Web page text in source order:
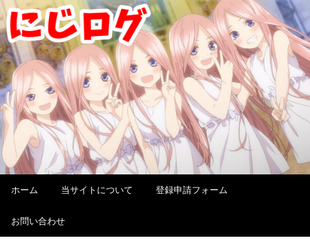
ホーム 当サイトについて 登録申請フォーム
お問い合わせ